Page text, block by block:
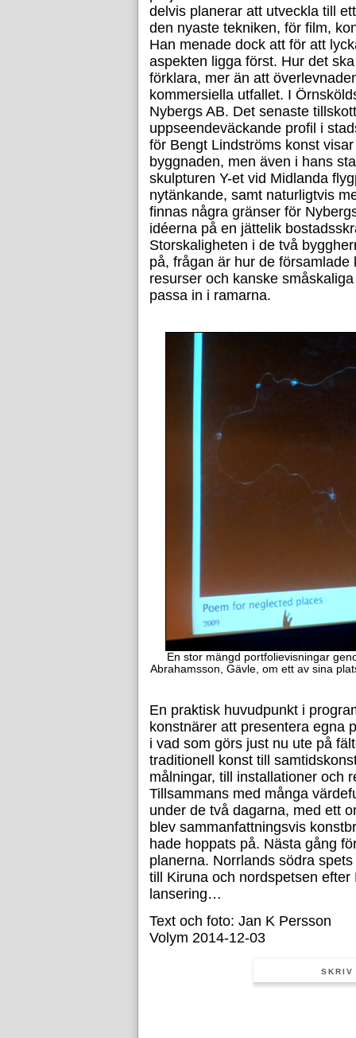
delvis planerar att utveckla till
den nyaste tekniken, för film,
Han menade dock att för att
aspekten ligga först. Hur det
förklara, mer än att
kommersiella utfallet. I
Nybergs AB. Det senaste
uppseendeväckande profil i
för Bengt Lindströms konst
byggnaden, men även i hans
skulpturen Y-et vid Midlanda
nytänkande, samt naturligtvis
finnas några gränser för
idéerna på en jättelik
Storskaligheten i de två
på, frågan är hur de
resurser och kanske
passa in i ramarna.
En stor mängd portfolievisningar
Abrahamsson, Gävle, om ett av sina
En praktisk huvudpunkt i
konstnärer att presentera egna
i vad som görs just nu ute på
traditionell konst till
målningar, till installationer och
Tillsammans med många
under de två dagarna, med ett
blev sammanfattningsvis
hade hoppats på. Nästa gång
planerna. Norrlands södra
till Kiruna och nordspetsen
lansering…
Text och foto: Jan K Persson
Volym 2014-12-03
SKRIV